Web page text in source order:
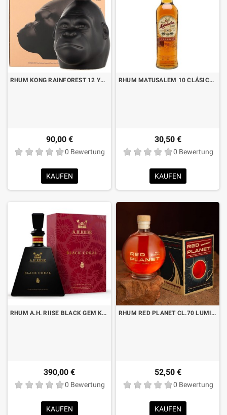
RHUM KONG RAINFOREST 12 YO CL.70 MIT BOX
90,00 €
0 Bewertung
KAUFEN
RHUM MATUSALEM 10 CLÁSICO CL.70
30,50 €
0 Bewertung
KAUFEN
RHUM A.H. RIISE BLACK GEM KOLLEKTION – SCHWARZE KORALLE CL.70 MIT ETUI
390,00 €
0 Bewertung
KAUFEN
RHUM RED PLANET CL.70 LUMINOUS
52,50 €
0 Bewertung
KAUFEN